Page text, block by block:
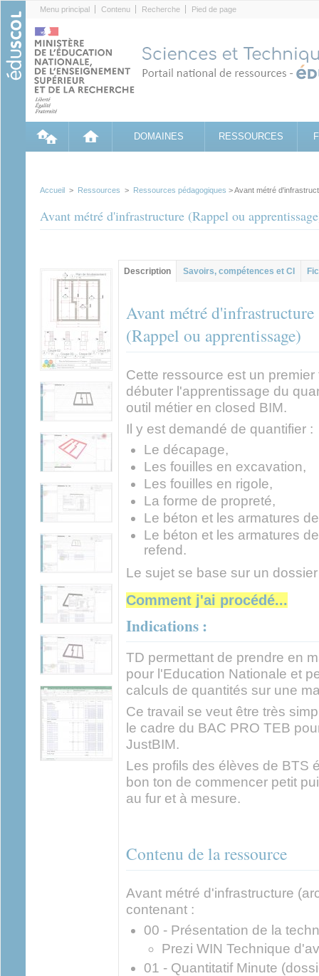
Menu principal Contenu Recherche Pied de page
DOMAINES RESSOURCES
Accueil > Ressources > Ressources pédagogiques > Avant métré
Avant métré d'infrastructure (Rappel ou
Contenu principal
Description (onglet
actif)
Savoirs, compétences et CI
Avant métré d'infrastructure
(Rappel ou apprentissage)
Cette ressource est un
débuter l'apprentissage du
outil métier en closed BIM.
Il y est demandé de quantifier :
Le décapage,
Les fouilles en excavation,
Les fouilles en rigole,
La forme de propreté,
Le béton et les armatures
Le béton et les armatures
refend.
Le sujet se base sur un
Comment j'ai procédé...
Indications :
TD permettant de prendre en
pour l'Education Nationale et
calculs de quantités sur une
Ce travail se veut être très
le cadre du BAC PRO TEB
JustBIM.
Les profils des élèves de BTS
bon ton de commencer petit
au fur et à mesure.
Contenu de la ressource
Avant métré d'infrastructure
contenant :
00 - Présentation de la
Prezi WIN Technique
01 - Quantitatif Minute